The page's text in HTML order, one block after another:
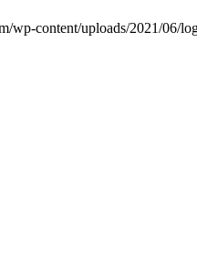
wp-content/uploads/2021/06/